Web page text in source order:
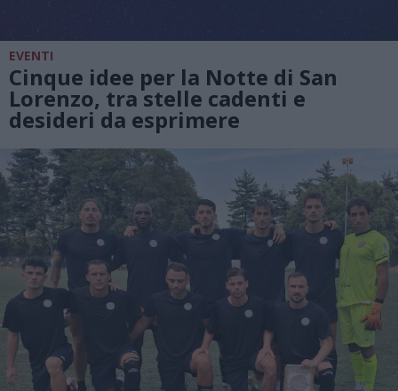
EVENTI
Cinque idee per la Notte di San
Lorenzo, tra stelle cadenti e
desideri da esprimere